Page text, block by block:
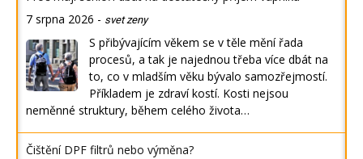
7 srpna 2026 - svet zeny
S přibývajícím věkem se v těle mění řada
procesů, a tak je najednou třeba více dbát na
to, co v mladším věku bývalo samozřejmostí.
Příkladem je zdraví kostí. Kosti nejsou
neměnné struktury, během celého života…
Čištění DPF filtrů nebo výměna?